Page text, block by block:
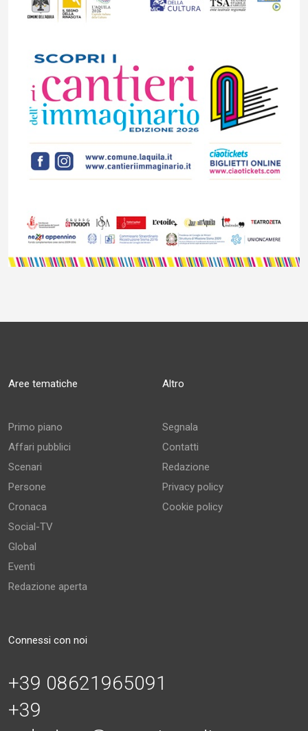
Aree tematiche
Primo piano
Affari pubblici
Scenari
Persone
Cronaca
Social-TV
Global
Eventi
Redazione aperta
Altro
Segnala
Contatti
Redazione
Privacy policy
Cookie policy
Connessi con noi
+39 08621965091
+39